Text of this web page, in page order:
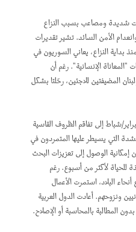
شديدة ومصاعب بسبب النزاع
الأمن السائد. تشير تقديرات
بداية النزاع، يعاني السوريون في
الإنسانية". رغم أن
المضيفتين للاجئين، رحّلتا بشكل
شباط إلى تفاقم الظروف القاسية
التي يسيطر عليها المتمردون في
الوصول إلى تعزيزات البحث
للحياة لأكثر من أسبوع. رغم
البلاد، استمرت الأعمال
ونزوحهم. أعادت الدول العربية
المطالبة بالمحاسبة أو الإصلاح.